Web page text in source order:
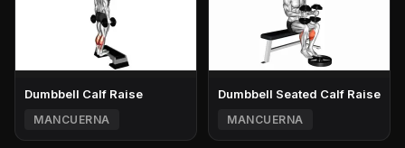
Dumbbell Calf Raise
MANCUERNA
Dumbbell Seated Calf Raise
MANCUERNA